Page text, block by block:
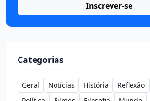
Inscrever-se
Categorias
Geral Notícias História Reflexão